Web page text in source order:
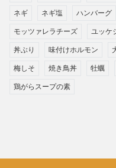
ネギ ネギ塩 ハンバーグ
モッツァレラチーズ ユッケ
丼ぶり 味付けホルモン
梅しそ 焼き鳥丼 牡蠣
鶏がらスープの素